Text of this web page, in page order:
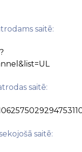
saitē:
saitē:
saitē: